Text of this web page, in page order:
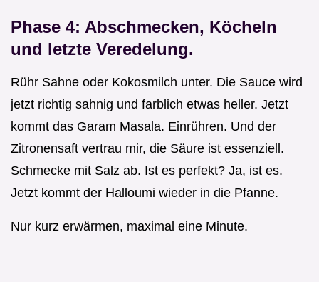
Phase 4: Abschmecken, Köcheln
und letzte Veredelung.
Rühr Sahne oder Kokosmilch unter. Die Sauce wird
jetzt richtig sahnig und farblich etwas heller. Jetzt
kommt das Garam Masala. Einrühren. Und der
Zitronensaft vertrau mir, die Säure ist essenziell.
Schmecke mit Salz ab. Ist es perfekt? Ja, ist es.
Jetzt kommt der Halloumi wieder in die Pfanne.
Nur kurz erwärmen, maximal eine Minute.